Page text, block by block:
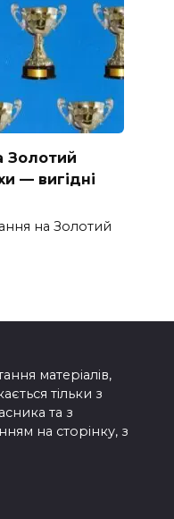
Золотий
— вигідні
на Золотий
матеріалів,
тільки з
та з
на сторінку, з